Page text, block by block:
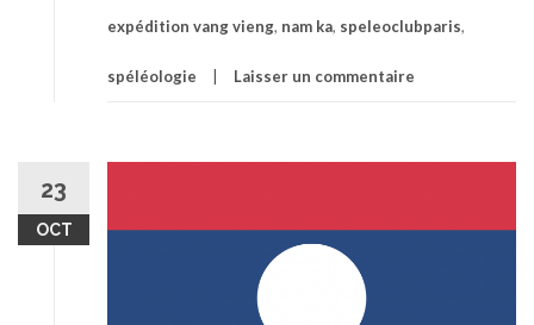
expédition vang vieng, nam ka, speleoclubparis,
spéléologie Laisser un commentaire
23
OCT